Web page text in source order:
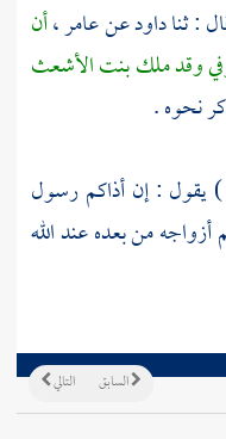
: ثناداودعنعامر ،أن
وقد ملكبنت الأشعث
نحوه .
) يقول : إن أذاكم رسول
من بعده عند الله
التالي السابق